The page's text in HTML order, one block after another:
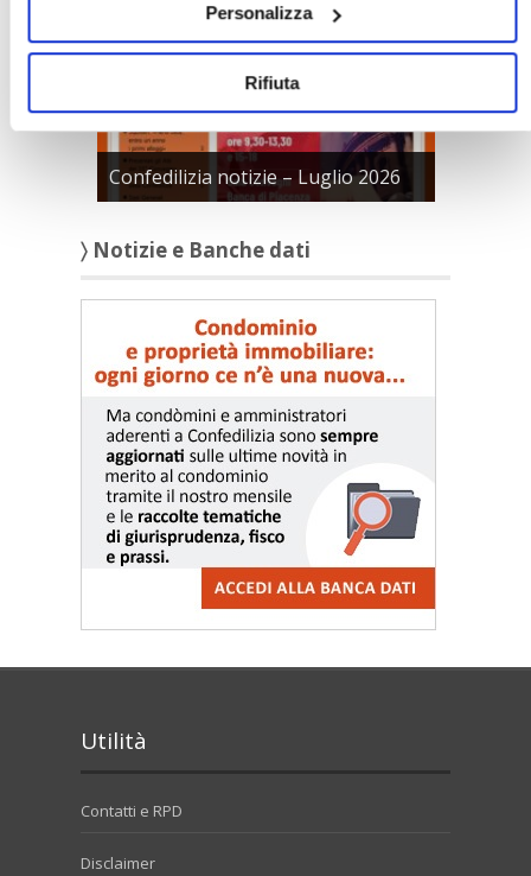
Personalizza
Rifiuta
Confedilizia notizie – Luglio 2026
〉 Notizie e Banche dati
Utilità
Contatti e RPD
Disclaimer